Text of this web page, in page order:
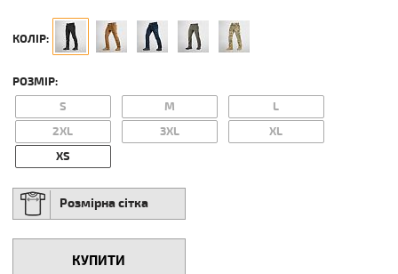
КОЛІР:
РОЗМІР:
S
M
L
2XL
3XL
XL
XS
Розмірна сітка
КУПИТИ